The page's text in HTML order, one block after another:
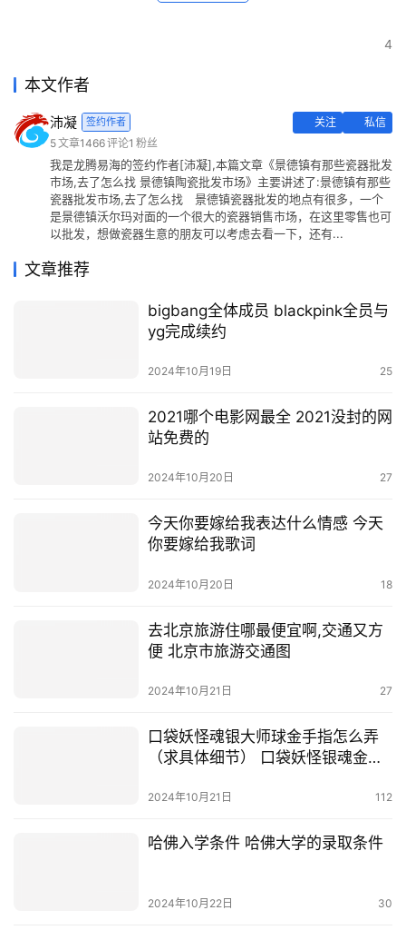
4
本文作者
沛凝 签约作者 关注
私信
5文章1466评论1 粉丝
我是龙腾易海的签约作者[沛凝],本篇文章《景德镇有那些瓷器批发
市场,去了怎么找 景德镇陶瓷批发市场》主要讲述了:景德镇有那些
瓷器批发市场,去了怎么找 景德镇瓷器批发的地点有很多，一个
是景德镇沃尔玛对面的一个很大的瓷器销售市场，在这里零售也可
以批发，想做瓷器生意的朋友可以考虑去看一下，还有...
文章推荐
bigbang全体成员 blackpink全员与
yg完成续约
2024年10月19日 25
2021哪个电影网最全 2021没封的网
站免费的
2024年10月20日 27
今天你要嫁给我表达什么情感 今天
你要嫁给我歌词
2024年10月20日 18
去北京旅游住哪最便宜啊,交通又方
便 北京市旅游交通图
2024年10月21日 27
口袋妖怪魂银大师球金手指怎么弄
（求具体细节） 口袋妖怪银魂金手
2024年10月21日 112
哈佛入学条件 哈佛大学的录取条件
2024年10月22日 30